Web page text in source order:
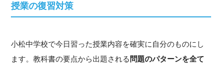
授業の復習対策
小松中学校で今日習った授業内容を確実に自分のものにし
ます。教科書の要点から出題される 問題のパターンを全て